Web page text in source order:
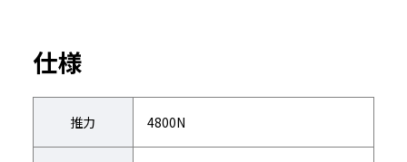
仕様
推力 4800N